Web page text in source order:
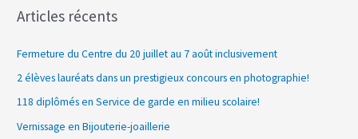
h
h
e
Articles récents
Fermeture du Centre du 20 juillet au 7 août inclusivement
2 élèves lauréats dans un prestigieux concours en photographie!
118 diplômés en Service de garde en milieu scolaire!
Vernissage en Bijouterie-joaillerie